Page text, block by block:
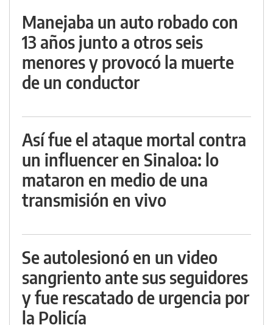
Manejaba un auto robado con
13 años junto a otros seis
menores y provocó la muerte
de un conductor
Así fue el ataque mortal contra
un influencer en Sinaloa: lo
mataron en medio de una
transmisión en vivo
Se autolesionó en un video
sangriento ante sus seguidores
y fue rescatado de urgencia por
la Policía